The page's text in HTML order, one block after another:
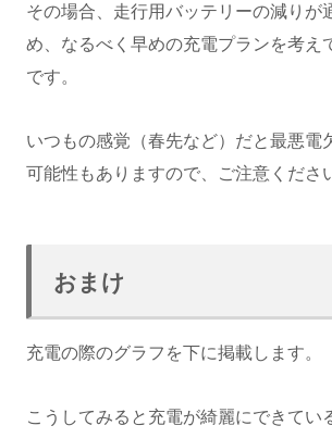
その場合、走行用バッテリーの減りが
め、なるべく早めの充電プランを考え
です。
いつもの感覚（春先など）だと最悪電
可能性もありますので、ご注意くださ
おまけ
充電の際のグラフを下に掲載します。
こうしてみると充電が綺麗にできてい